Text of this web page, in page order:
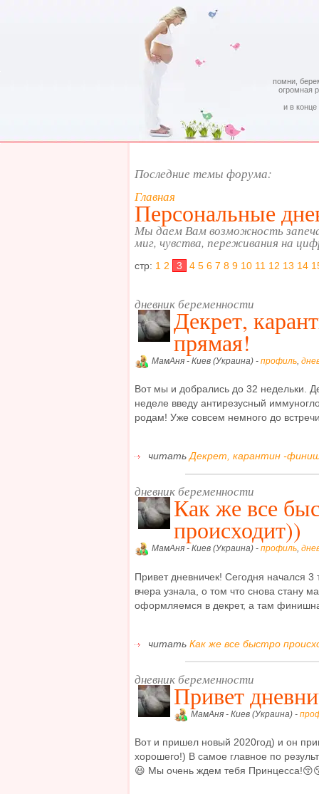
помни,
огромная
и в
Последние темы форума:
Главная
Персональные
Мы даем Вам возможность
миг, чувства, переживания на
стр: 1 2 3 4 5 6 7 8 9 10 11 12 13 14
дневник беременности
Декрет,
прямая!
МамАня - Киев (Украина) - профиль
Вот мы и добрались до 32 недельки.
неделе введу антирезусный
родам! Уже совсем немного до
читатьДекрет, карантин -
дневник беременности
Как же все
происходит))
МамАня - Киев (Украина) - профиль,
Привет дневничек! Сегодня начался 3
вчера узнала, о том что снова стану
оформляемся в декрет, а там
читать Как же все быстро
дневник беременности
Привет
МамАня - Киев (Украина) -
Вот и пришел новый 2020год) и он
хорошего!) В самое главное по
😃 Мы очень ждем тебя